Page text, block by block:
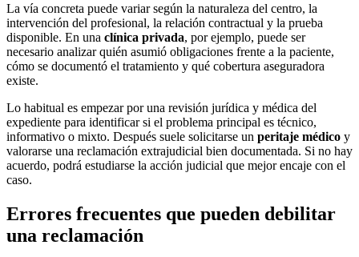
La vía concreta puede variar según la naturaleza del centro, la
intervención del profesional, la relación contractual y la prueba
disponible. En una clínica privada, por ejemplo, puede ser
necesario analizar quién asumió obligaciones frente a la paciente,
cómo se documentó el tratamiento y qué cobertura aseguradora
existe.
Lo habitual es empezar por una revisión jurídica y médica del
expediente para identificar si el problema principal es técnico,
informativo o mixto. Después suele solicitarse un peritaje médico y
valorarse una reclamación extrajudicial bien documentada. Si no hay
acuerdo, podrá estudiarse la acción judicial que mejor encaje con el
caso.
Errores frecuentes que pueden debilitar
una reclamación